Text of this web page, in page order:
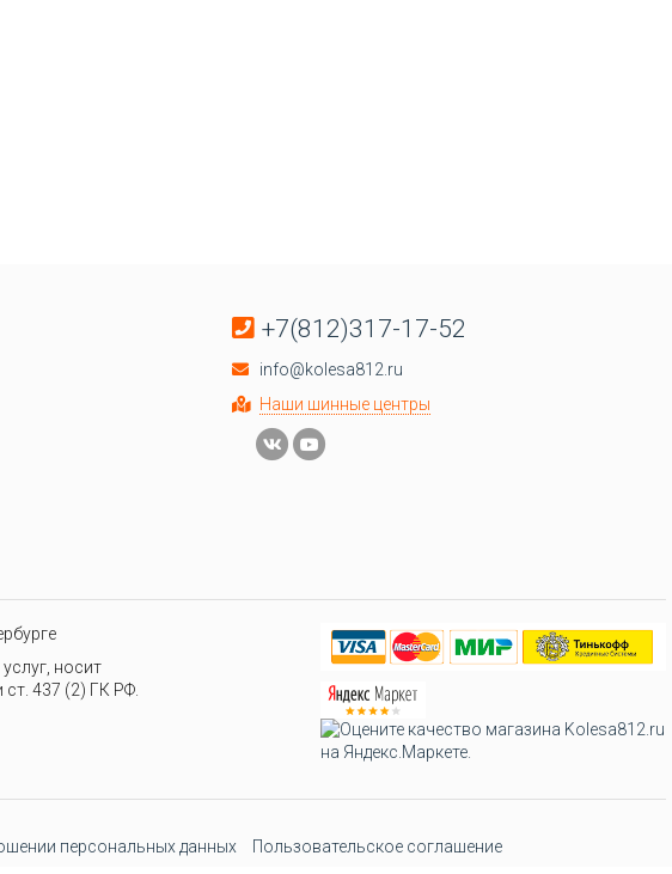
+7(812)317-17-52
info@kolesa812.ru
Наши шинные центры
носит
437 (2) ГК РФ.
персональных данных Пользовательское соглашение